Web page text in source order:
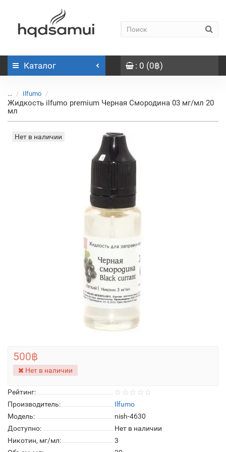
Каталог : 0 (0฿)
... Ilfumo
Жидкость ilfumo premium Черная Смородина 03 мг/мл 20
мл
Нет в наличии
Рейтинг:
Производитель:
Ilfumo
Модель:
nish-4630
Доступно:
Нет в наличии
Никотин, мг/мл:
3
500฿
Нет в наличии